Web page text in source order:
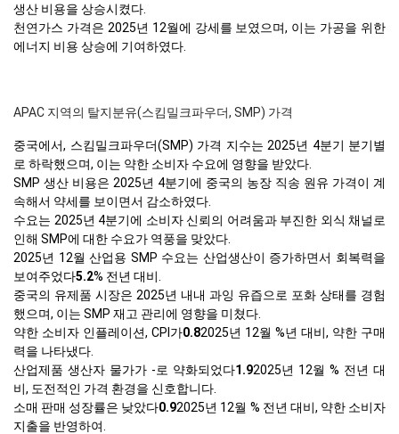
생산 비용을 상승시켰다.
천연가스 가격은 2025년 12월에 강세를 보였으며, 이는 가공을 위한
에너지 비용 상승에 기여하였다.
APAC 지역의 탈지분유(스킴밀크파우더, SMP) 가격
중국에서, 스킴밀크파우더(SMP) 가격 지수는 2025년 4분기 분기별
로 하락했으며, 이는 약한 소비자 수요에 영향을 받았다.
SMP 생산 비용은 2025년 4분기에 중국의 농장 직송 원유 가격이 계
속해서 약세를 보이면서 감소하였다.
수요는 2025년 4분기에 소비자 신뢰의 어려움과 부진한 외식 채널로
인해 SMP에 대한 수요가 역풍을 맞았다.
2025년 12월 산업용 SMP 수요는 산업생산이 증가하면서 회복력을
보여주었다5.2% 전년 대비.
중국의 유제품 시장은 2025년 내내 과잉 유즙으로 포화 상태를 경험
했으며, 이는 SMP 재고 관리에 영향을 미쳤다.
약한 소비자 인플레이션, CPI가0.82025년 12월 %년 대비, 약한 구매
력을 나타냈다.
산업제품 생산자 물가가 -로 약화되었다1.92025년 12월 % 전년 대
비, 도전적인 가격 환경을 신호합니다.
소매 판매 성장률은 낮았다0.92025년 12월 % 전년 대비, 약한 소비자
지출을 반영하여.